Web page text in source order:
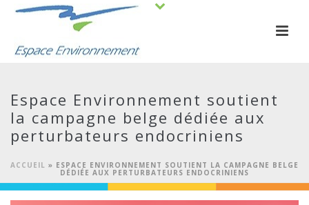
Espace Environnement soutient
la campagne belge dédiée aux
perturbateurs endocriniens
ACCUEIL » ESPACE ENVIRONNEMENT SOUTIENT LA CAMPAGNE BELGE
DÉDIÉE AUX PERTURBATEURS ENDOCRINIENS